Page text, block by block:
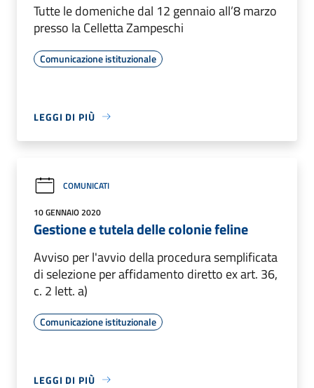
Tutte le domeniche dal 12 gennaio all’8 marzo
presso la Celletta Zampeschi
Comunicazione istituzionale
LEGGI DI PIÙ
COMUNICATI
10 GENNAIO 2020
Gestione e tutela delle colonie feline
Avviso per l'avvio della procedura semplificata
di selezione per affidamento diretto ex art. 36,
c. 2 lett. a)
Comunicazione istituzionale
LEGGI DI PIÙ